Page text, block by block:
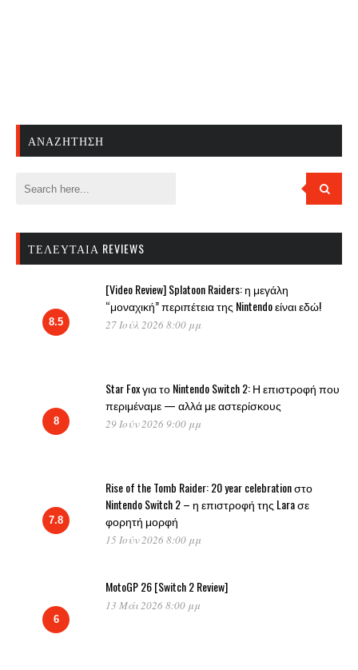
ΑΝΑΖΉΤΗΣΗ
ΤΕΛΕΥΤΑΊΑ REVIEWS
8.5
[Video Review] Splatoon Raiders: η μεγάλη
“μοναχική” περιπέτεια της Nintendo είναι εδώ!
27 Ιούλ 2026 8:00 μμ
8
Star Fox για το Nintendo Switch 2: Η επιστροφή που
περιμέναμε — αλλά με αστερίσκους
29 Ιούν 2026 9:00 μμ
7.8
Rise of the Tomb Raider: 20 year celebration στο
Nintendo Switch 2 – η επιστροφή της Lara σε
φορητή μορφή
15 Ιούν 2026 8:00 μμ
6
MotoGP 26 [Switch 2 Review]
13 Μάι 2026 8:00 μμ